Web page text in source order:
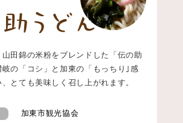
田錦の米粉をブレンドした「伝の助
岐の「コシ」と加東の「もっちり｣感
とても美味しく召し上がれます。
加東市観光協会